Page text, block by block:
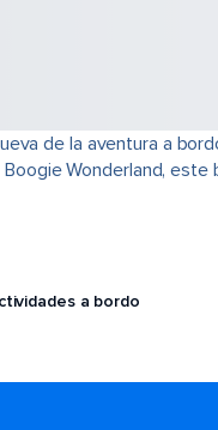
de la aventura a
Wonderland,
a bordo